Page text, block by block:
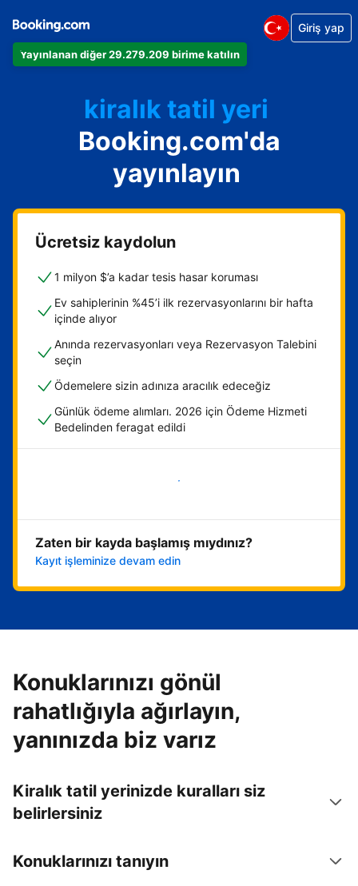
Yayınlanan diğer 29.279.209 birime katılın
Giriş yap
Dairenizi
Otelinizi
kiralık tatil yeri
Konukevinizi
Oda ve kahvaltı tesisinizi
Booking.com'da
yayınlayın
Ücretsiz kaydolun
1 milyon $’a kadar tesis hasar koruması
Ev sahiplerinin %45’i ilk rezervasyonlarını bir hafta
içinde alıyor
Anında rezervasyonları veya Rezervasyon Talebini
seçin
Ödemelere sizin adınıza aracılık edeceğiz
Günlük ödeme alımları. 2026 için Ödeme Hizmeti
Bedelinden feragat edildi
Hemen başla
Zaten bir kayda başlamış mıydınız?
Kayıt işleminize devam edin
Konuklarınızı gönül
rahatlığıyla ağırlayın,
yanınızda biz varız
Kiralık tatil yerinizde kuralları siz
belirlersiniz
Konuklarınızı tanıyın